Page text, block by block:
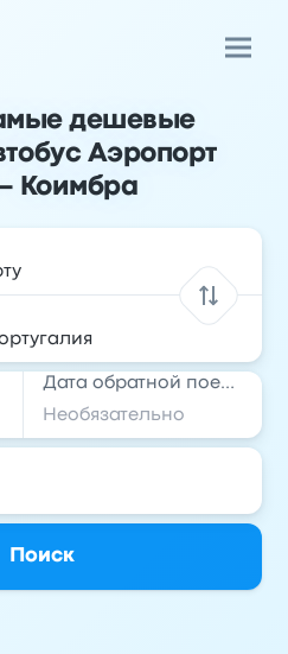
дешевые
Аэропорт
Коимбра
Дата обратной поездки
Поиск